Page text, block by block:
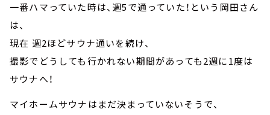
一番ハマっていた時は、週5で通っていた！という岡田さん
は、
現在 週2ほどサウナ通いを続け、
撮影でどうしても行かれない期間があっても2週に1度は
サウナへ！
マイホームサウナはまだ決まっていないそうで、